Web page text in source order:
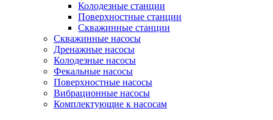
Колодезные станции
Поверхностные станции
Скважинные станции
Скважинные насосы
Дренажные насосы
Колодезные насосы
Фекальные насосы
Поверхностные насосы
Вибрационные насосы
Комплектующие к насосам